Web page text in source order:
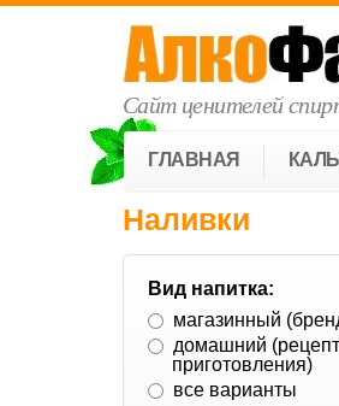
Сайт ценителей
ГЛАВНАЯ
Наливки
Вид напитка:
магазинный
домашний
приготовления)
все варианты